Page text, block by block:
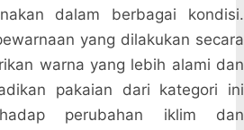
dalam berbagai kondisi.
yang dilakukan secara
warna yang lebih alami dan
pakaian dari kategori ini
perubahan iklim dan